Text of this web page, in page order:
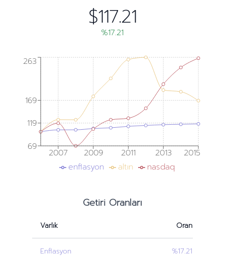
$117.21
%17.21
2007 2009 2011 2013 2015
69
119
169
263
enflasyon altın nasdaq
Getiri Oranları
Varlık Oran
Enflasyon %17.21